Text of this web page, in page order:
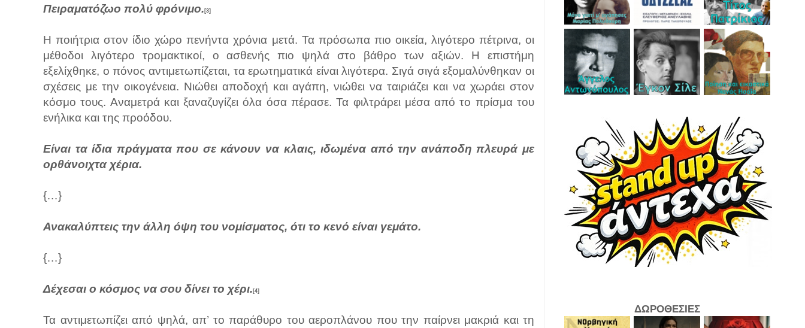
Πειραματόζωο πολύ φρόνιμο. [3]
H ποιήτρια στον ίδιο χώρο πενήντα χρόνια μετά. Τα πρόσωπα πιο οικεία, λιγότερο πέτρινα, οι
μέθοδοι λιγότερο τρομακτικοί, ο ασθενής πιο ψηλά στο βάθρο των αξιών. Η επιστήμη
εξελίχθηκε, ο πόνος αντιμετωπίζεται, τα ερωτηματικά είναι λιγότερα. Σιγά σιγά εξομαλύνθηκαν οι
σχέσεις με την οικογένεια. Νιώθει αποδοχή και αγάπη, νιώθει να ταιριάζει και να χωράει στον
κόσμο τους. Αναμετρά και ξαναζυγίζει όλα όσα πέρασε. Τα φιλτράρει μέσα από το πρίσμα του
ενήλικα και της προόδου.
Είναι τα ίδια πράγματα που σε κάνουν να κλαις, ιδωμένα από την ανάποδη πλευρά με
ορθάνοιχτα χέρια.
{…}
Ανακαλύπτεις την άλλη όψη του νομίσματος, ότι το κενό είναι γεμάτο.
{…}
Δέχεσαι ο κόσμος να σου δίνει το χέρι. [4]
Τα αντιμετωπίζει από ψηλά, απ’ το παράθυρο του αεροπλάνου που την παίρνει μακριά και τη
ΔΩΡΟΘΕΣΙΕΣ